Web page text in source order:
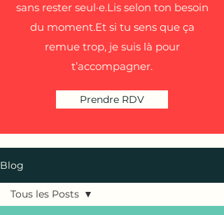
sans rester seul·e.Lis selon ton besoin
du moment.Et si tu sens que ça
remue trop, je suis là pour
t’accompagner.
Prendre RDV
Blog
Tous les Posts